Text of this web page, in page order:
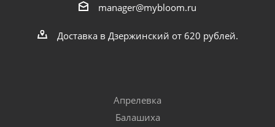
manager@mybloom.ru
Доставка в Дзержинский от 620 рублей.
Апрелевка
Балашиха